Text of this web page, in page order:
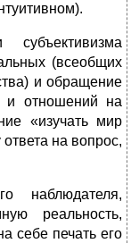
(всеобщих
и обращение
и отношений на
«изучать мир
ответа на вопрос,
наблюдателя,
реальность,
себе печать его